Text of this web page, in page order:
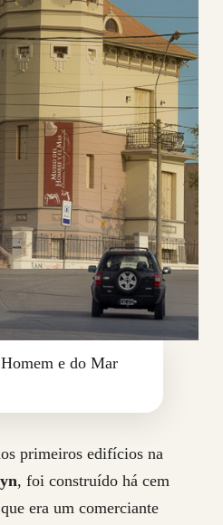
e do Mar
primeiros edifícios na
, foi construído há cem
era um comerciante